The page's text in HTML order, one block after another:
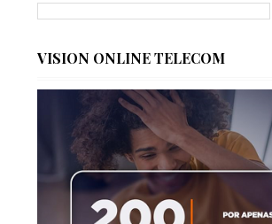
VISION ONLINE TELECOM